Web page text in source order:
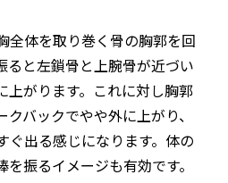
全体を取り巻く骨の胸郭を回
ると左鎖骨と上腕骨が近づい
上がります。これに対し胸郭
バックでやや外に上がり、
ぐ出る感じになります。体の
振るイメージも有効です。